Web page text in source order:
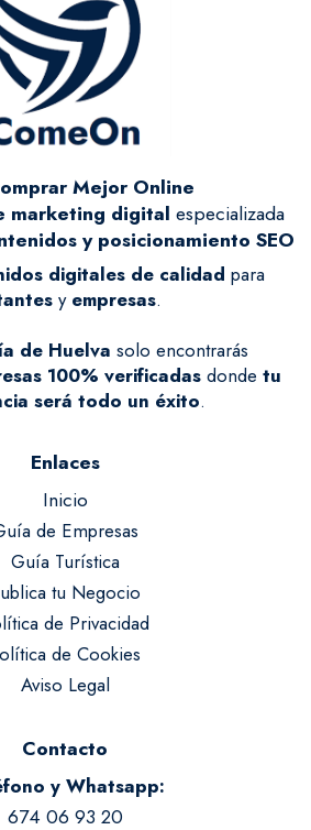
Mejor Online
marketing digital especializada
y posicionamiento SEO
digitales de calidad para
y empresas.
de Huelva solo encontrarás
100% verificadas donde tu
será todo un éxito.
Enlaces
Inicio
de Empresas
Guía Turística
tu Negocio
de Privacidad
de Cookies
Aviso Legal
Contacto
y Whatsapp:
674 06 93 20